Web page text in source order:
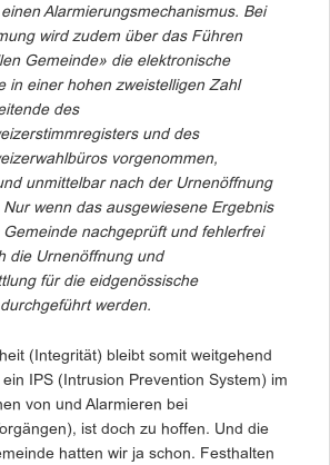
Alarmierungsmechanismus. Bei
wird zudem über das Führen
Gemeinde» die elektronische
in einer hohen zweistelligen Zahl
des
und des
vorgenommen,
unmittelbar nach der Urnenöffnung
wenn das ausgewiesene Ergebnis
Gemeinde nachgeprüft und fehlerfrei
die Urnenöffnung und
für die eidgenössische
werden.
(Integrität) bleibt somit weitgehend
IPS (Intrusion Prevention System) im
von und Alarmieren bei
ist doch zu hoffen. Und die
hatten wir ja schon. Festhalten